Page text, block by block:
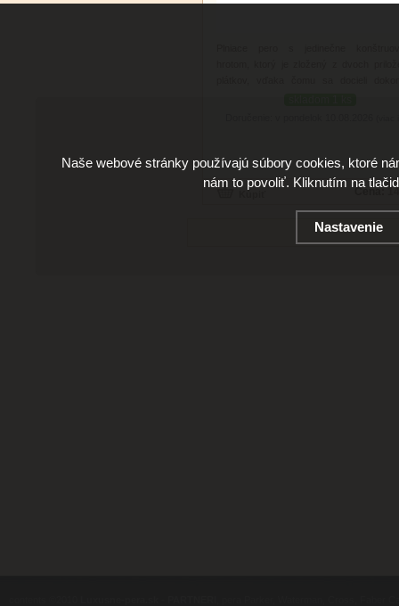
Cena:
Naše webové stránky používajú súbory cookies, ktoré
nám to povoliť. Kliknutím na
Nastavenie